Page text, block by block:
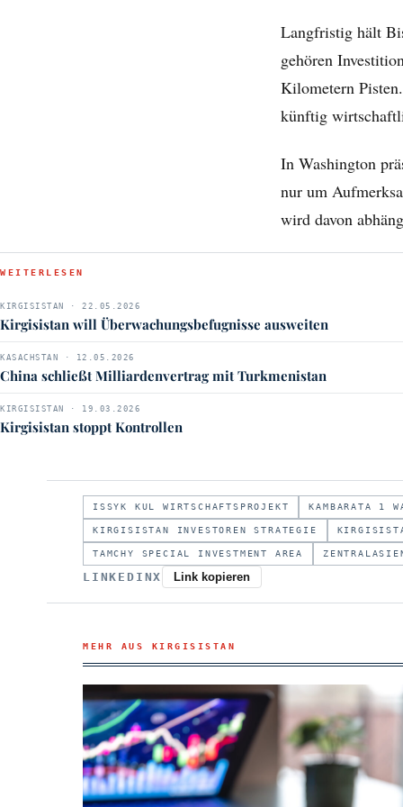
Langfristig hält
gehören
Kilometern
künftig
In Washington
nur um
wird davon
WEITERLESEN
KIRGISISTAN · 22.05.2026
Kirgisistan will Überwachungsbefugnisse ausweiten
KASACHSTAN · 12.05.2026
China schließt Milliardenvertrag mit Turkmenistan
KIRGISISTAN · 19.03.2026
Kirgisistan stoppt Kontrollen
ISSYK KUL WIRTSCHAFTSPROJEKT KAMBARATA 1
KIRGISISTAN INVESTOREN STRATEGIE
TAMCHY SPECIAL INVESTMENT AREA
LINKEDINX Link kopieren
MEHR AUS KIRGISISTAN